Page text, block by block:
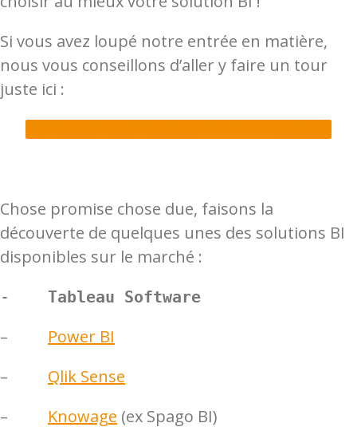
Si vous avez loupé notre entrée en matière,
nous vous conseillons d’aller y faire un tour
juste ici :
Chose promise chose due, faisons la
découverte de quelques unes des solutions BI
disponibles sur le marché :
- Tableau Software
–
Power BI
–
Qlik Sense
–
Knowage (ex Spago BI)